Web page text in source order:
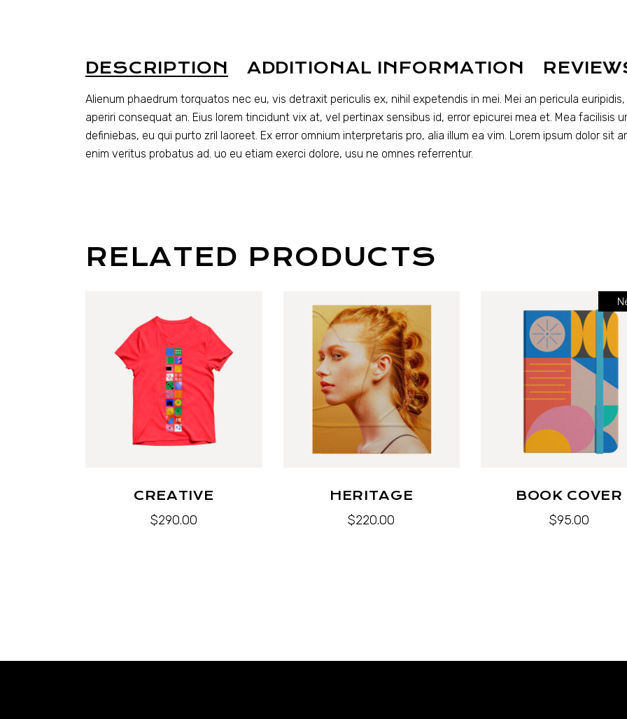
DESCRIPTION ADDITIONAL INFORMATION
Alienum phaedrum torquatos nec eu, vis detraxit periculis ex, nihil expetendis in mei. Mei an pericula
aperiri consequat an. Eius lorem tincidunt vix at, vel pertinax sensibus id, error epicurei mea et. Mea facilisis
definiebas, eu qui purto zril laoreet. Ex error omnium interpretaris pro, alia illum ea vim. Lorem ipsum dolor sit
enim veritus probatus ad. uo eu etiam exerci dolore, usu ne omnes referrentur.
RELATED PRODUCTS
CREATIVE
$290.00
HERITAGE
$220.00
BOOK COVER
$95.00